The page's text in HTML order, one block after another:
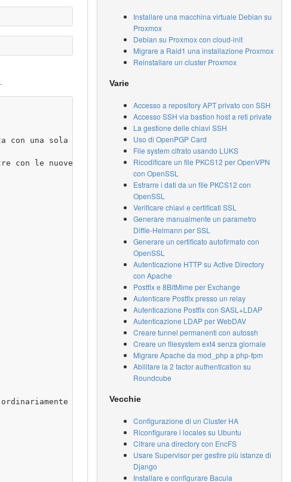
Installare una macchina virtuale Debian su
Proxmox
Debian su Proxmox con cloud-init
Migrare a Raid1 una installazione Proxmox
Reinstallare un cluster Proxmox
Varie
Accesso a repository APT privato con SSH
Accesso SSH via bastion host a reti private
La gestione delle chiavi SSH
Uso di OpenPGP Card
File system cifrato usando LUKS
Ricodificare un file PKCS12 per OpenVPN
con OpenSSL
Estrarre i dati da un file PKCS12 con
OpenSSL
Verificare chiavi e certificati SSL
Generare manualmente un parametro
Diffie-Helmann per SSL
Generare un certificato autofirmato con
OpenSSL
Autenticazione HTTP su Active Directory
con Apache
Postfix e 8BitMime per Exchange
Autenticare Postfix presso un relay
Autenticazione Postfix con SASL+LDAP
Autenticazione LDAP per WebDAV
Creare tunnel permanenti con autossh
Creare un filesystem ext4 senza giornale
Migrare Apache da mod_php a php-fpm
Abilitare la 2 factor authentication su
Roundcube
Vecchie
Configurazione di un Cluster HA
Riconfigurare i locales su Ubuntu
Cifrare una directory con EncFS
Usare Supervisor per gestire più istanze di
Django
Installare e configurare Bacula
una sola partizione. Questo ovviamente cancellerà il
con le nuove chiavette USB si può avere molto più
non è necessaria essendo questo